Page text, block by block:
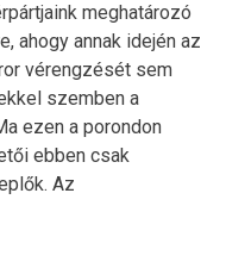
meghatározó
ahogy annak idején az
vérengzését sem
szemben a
ezen a porondon
ebben csak
Az